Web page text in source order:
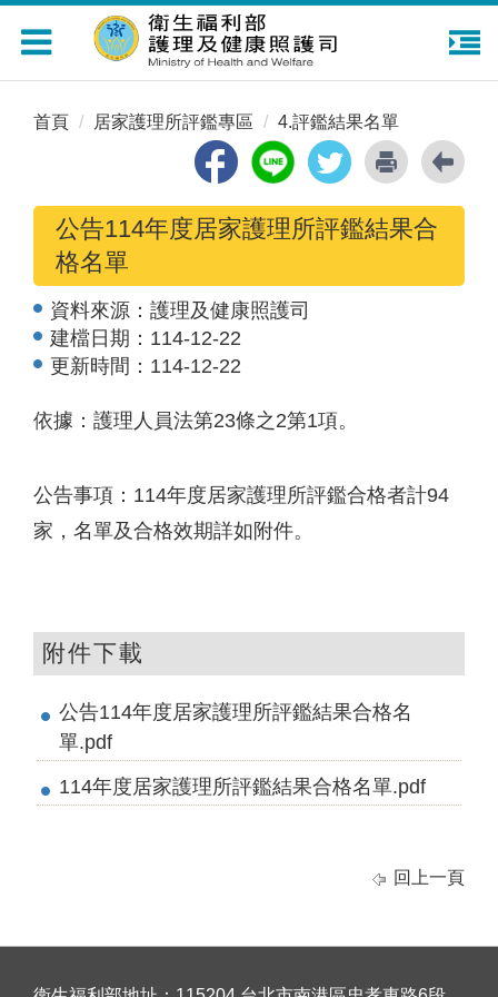
Toggle
navigation
首頁 居家護理所評鑑專區 4.評鑑結果名單
公告114年度居家護理所評鑑結果合
格名單
資料來源： 護理及健康照護司
建檔日期： 114-12-22
更新時間： 114-12-22
依據：護理人員法第23條之2第1項。
公告事項：114年度居家護理所評鑑合格者計94
家，名單及合格效期詳如附件。
附件下載
公告114年度居家護理所評鑑結果合格名
單.pdf
114年度居家護理所評鑑結果合格名單.pdf
回上一頁